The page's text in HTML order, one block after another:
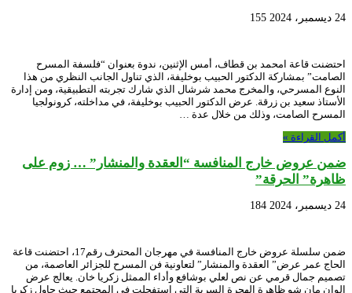
24 ديسمبر، 2024 155
احتضنت قاعة امحمد بن قطاف، أمس الإثنين، ندوة بعنوان “فلسفة المسرح
الصامت” بمشاركة الدكتور الحبيب بوخليفة، الذي تناول الجانب النظري من هذا
النوع المسرحي، والمخرج محمد شرشال الذي شارك تجربته التطبيقية، ومن إدارة
الأستاذ سعيد بن زرقة. عرض الدكتور الحبيب بوخليفة، في مداخلته، كرونولجيا
المسرح الصامت، وذلك من خلال عدة …
أكمل القراءة »
ضمن عروض خارج المنافسة “العقدة والمنشار” … زوم على
ظاهرة” الحرقة”
24 ديسمبر، 2024 184
ضمن سلسلة عروض خارج المنافسة في مهرجان المحترف رقم17، احتضنت قاعة
الحاج عمر عرض” العقدة والمنشار” لتعاونية فن المسرح للجزائر العاصمة، من
تصميم جمال قرمي عن نص لعلي بوشافع وأداء الممثل زكريا خان. يعالج عرض
الوان مان شو ظاهرة الهجرة السرية التي استفحلت في المجتمع حيث حاول زكريا